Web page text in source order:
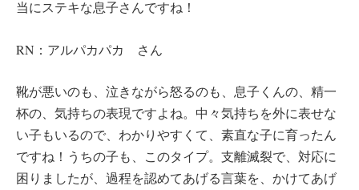
当にステキな息子さんですね！
RN：アルパカパカ さん
靴が悪いのも、泣きながら怒るのも、息子くんの、精一
杯の、気持ちの表現ですよね。中々気持ちを外に表せな
い子もいるので、わかりやすくて、素直な子に育ったん
ですね！うちの子も、このタイプ。支離滅裂で、対応に
困りましたが、過程を認めてあげる言葉を、かけてあげ